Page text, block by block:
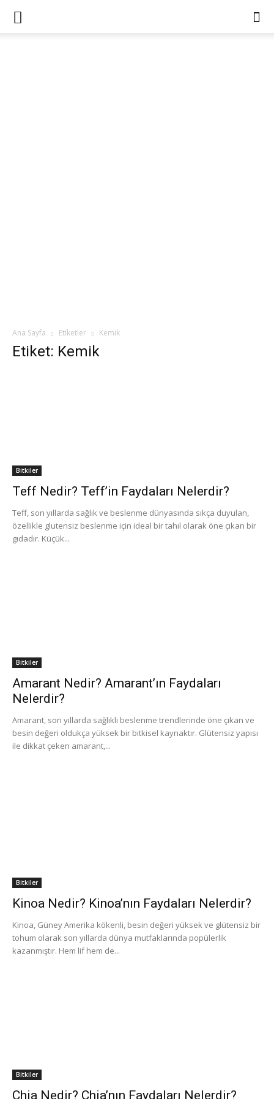
Ana Sayfa Etiketler Kemik
Etiket: Kemik
Bitkiler
Teff Nedir? Teff’in Faydaları Nelerdir?
Teff, son yıllarda sağlık ve beslenme dünyasında sıkça duyulan,
özellikle glutensiz beslenme için ideal bir tahıl olarak öne çıkan bir
gıdadır. Küçük...
Bitkiler
Amarant Nedir? Amarant’ın Faydaları
Nelerdir?
Amarant, son yıllarda sağlıklı beslenme trendlerinde öne çıkan ve
besin değeri oldukça yüksek bir bitkisel kaynaktır. Glütensiz yapısı
ile dikkat çeken amarant,...
Bitkiler
Kinoa Nedir? Kinoa’nın Faydaları Nelerdir?
Kinoa, Güney Amerika kökenli, besin değeri yüksek ve glütensiz bir
tohum olarak son yıllarda dünya mutfaklarında popülerlik
kazanmıştır. Hem lif hem de...
Bitkiler
Chia Nedir? Chia’nın Faydaları Nelerdir?